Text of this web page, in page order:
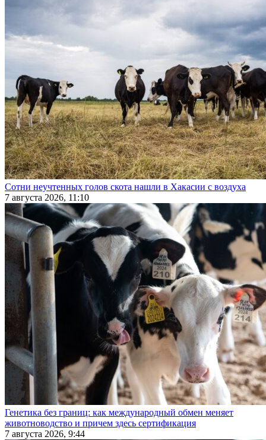
Сотни неучтенных голов скота нашли в Хакасии с воздуха
7 августа 2026, 11:10
Генетика без границ: как международный обмен меняет
животноводство и причем здесь сертификация
7 августа 2026, 9:44